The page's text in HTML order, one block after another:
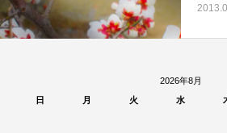
2026年8月
日
月 火 水